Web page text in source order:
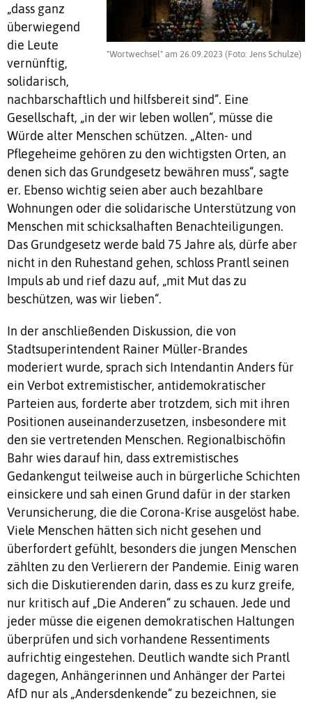
"Wortwechsel" am 26.09.2023 (Foto: Jens Schulze)
„dass ganz
überwiegend
die Leute
vernünftig,
solidarisch,
nachbarschaftlich und hilfsbereit sind“. Eine
Gesellschaft, „in der wir leben wollen“, müsse die
Würde alter Menschen schützen. „Alten- und
Pflegeheime gehören zu den wichtigsten Orten, an
denen sich das Grundgesetz bewähren muss“, sagte
er. Ebenso wichtig seien aber auch bezahlbare
Wohnungen oder die solidarische Unterstützung von
Menschen mit schicksalhaften Benachteiligungen.
Das Grundgesetz werde bald 75 Jahre als, dürfe aber
nicht in den Ruhestand gehen, schloss Prantl seinen
Impuls ab und rief dazu auf, „mit Mut das zu
beschützen, was wir lieben“.
In der anschließenden Diskussion, die von
Stadtsuperintendent Rainer Müller-Brandes
moderiert wurde, sprach sich Intendantin Anders für
ein Verbot extremistischer, antidemokratischer
Parteien aus, forderte aber trotzdem, sich mit ihren
Positionen auseinanderzusetzen, insbesondere mit
den sie vertretenden Menschen. Regionalbischöfin
Bahr wies darauf hin, dass extremistisches
Gedankengut teilweise auch in bürgerliche Schichten
einsickere und sah einen Grund dafür in der starken
Verunsicherung, die die Corona-Krise ausgelöst habe.
Viele Menschen hätten sich nicht gesehen und
überfordert gefühlt, besonders die jungen Menschen
zählten zu den Verlierern der Pandemie. Einig waren
sich die Diskutierenden darin, dass es zu kurz greife,
nur kritisch auf „Die Anderen“ zu schauen. Jede und
jeder müsse die eigenen demokratischen Haltungen
überprüfen und sich vorhandene Ressentiments
aufrichtig eingestehen. Deutlich wandte sich Prantl
dagegen, Anhängerinnen und Anhänger der Partei
AfD nur als „Andersdenkende“ zu bezeichnen, sie